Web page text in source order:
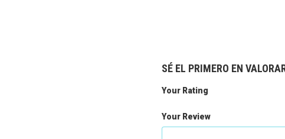
SÉ EL PRIMERO EN
Your Rating
Your Review